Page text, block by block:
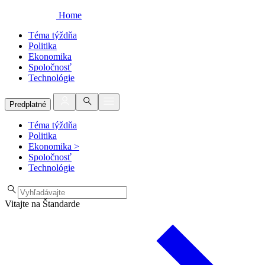
Home
Téma týždňa
Politika
Ekonomika
Spoločnosť
Technológie
Predplatné
Téma týždňa
Politika
Ekonomika >
Spoločnosť
Technológie
Vitajte na Štandarde